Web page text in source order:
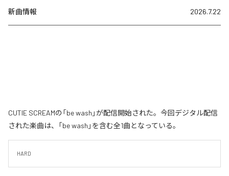
新曲情報 2026.7.22
CUTIE SCREAMの「be wash」が配信開始された。今回デジタル配信
された楽曲は、「be wash」を含む全1曲となっている。
HARD